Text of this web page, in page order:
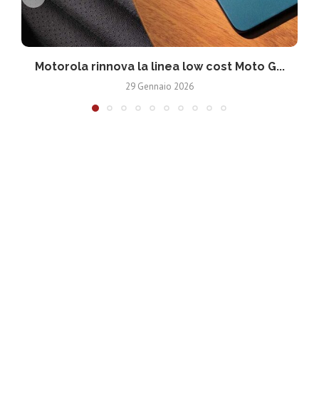
Motorola rinnova la linea low cost Moto G...
29 Gennaio 2026